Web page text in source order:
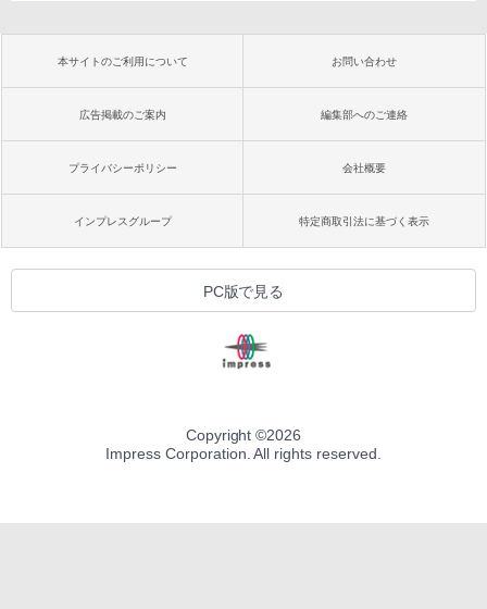
本サイトのご利用について お問い合わせ
広告掲載のご案内 編集部へのご連絡
プライバシーポリシー 会社概要
インプレスグループ 特定商取引法に基づく表示
PC版で見る
Copyright ©2026
Impress Corporation. All rights reserved.